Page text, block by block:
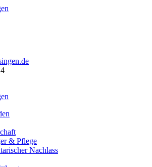
& Pflege
Nachlass